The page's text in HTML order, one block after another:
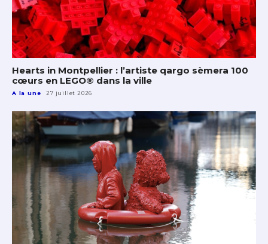
Hearts in Montpellier : l’artiste qargo sèmera 100
cœurs en LEGO® dans la ville
A la une 27 juillet 2026